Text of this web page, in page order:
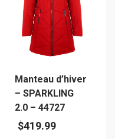
Manteau d’hiver
– SPARKLING
2.0 – 44727
$419.99